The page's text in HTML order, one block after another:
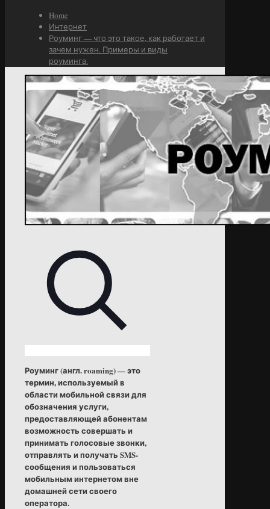
Home
Интернет
Роуминг — что это такое, как работает и
зачем нужен. Примеры и виды
роуминга.
Роуминг (англ. roaming) — это
термин, используемый в
области мобильной связи для
обозначения услуги,
предоставляющей абонентам
возможность совершать и
принимать голосовые звонки,
отправлять и получать SMS-
сообщения и пользоваться
мобильным интернетом вне
домашней сети своего
оператора.